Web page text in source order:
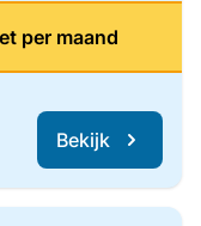
per maand
Bekijk